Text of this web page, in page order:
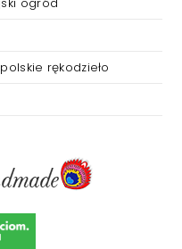
rękodzieło